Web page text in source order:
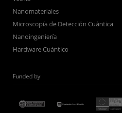
Nanomateriales
Microscopía de Detección Cuántica
Nanoingeniería
Hardware Cuántico
Funded by